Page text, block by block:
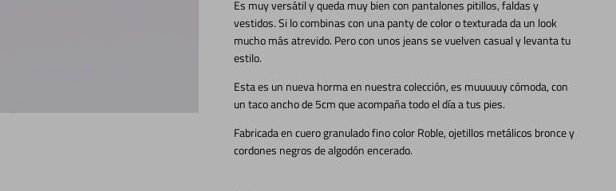
Es muy versátil y queda muy bien con pantalones pitillos, faldas y
vestidos. Si lo combinas con una panty de color o texturada da un look
mucho más atrevido. Pero con unos jeans se vuelven casual y levanta tu
estilo.
Esta es un nueva horma en nuestra colección, es muuuuuy cómoda, con
un taco ancho de 5cm que acompaña todo el día a tus pies.
Fabricada en cuero granulado fino color Roble, ojetillos metálicos bronce y
cordones negros de algodón encerado.